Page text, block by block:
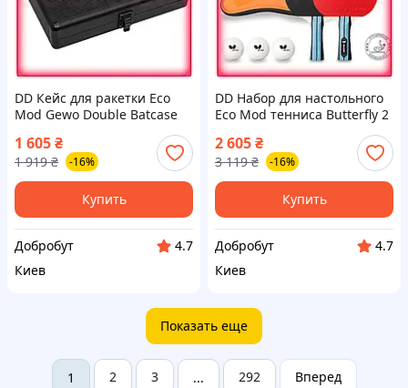
DD Кейс для ракетки Eco
Mod Gewo Double Batcase
настольного тенниса чехол
для раке Dobro-A
1 605₴
1 919 ₴ -16%
Купить
Добробут
4.7
Киев
DD Набор для настольного
Eco Mod тенниса Butterfly 2
начинающих и среднего
уров Dobro-A
2 605₴
3 119 ₴ -16%
Купить
Добробут
4.7
Киев
Показать еще
1 2 3 ... 292 Вперед